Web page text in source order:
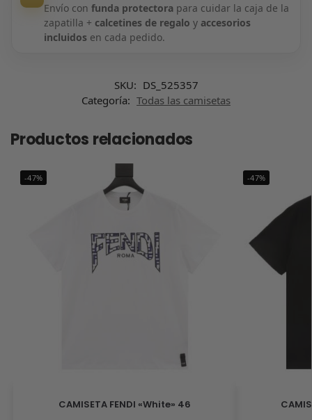
Envío con funda protectorapara cuidar la caja de la
zapatilla + calcetines de regalo y accesorios
incluidos en cada pedido.
SKU: DS_525357
Categoría: Todas las camisetas
Productos relacionados
-47%
CAMISETA FENDI «White» 46
-47%